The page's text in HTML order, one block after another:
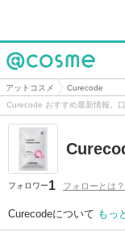
@cosme
アットコスメ
Curecode
Curecode おすすめ最新情報。
フォロワー1 フォローとは？
Curecodeについて もっ